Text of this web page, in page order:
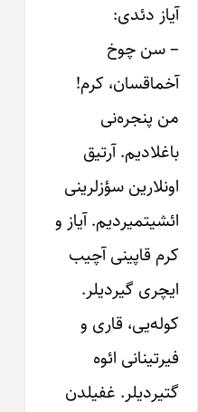
آیاز دئدی:
– سن چوخ
آخماقسان، کر‌م!
من پنجره‌نی
باغلادیم. آرتیق
اونلارین سؤزلرینی
ائشیتمیردیم. آیاز و
کر‌م قاپینی آچیب
ایچری گیردیلر.
کوله‌یی، قاری و
فیرتینانی ائوه
گتیردیلر. غفیلدن